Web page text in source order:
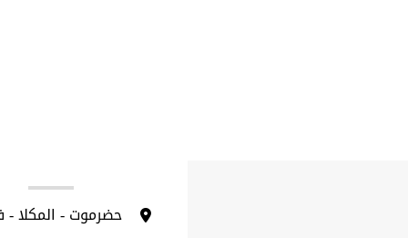
حضرموت - المكلا -